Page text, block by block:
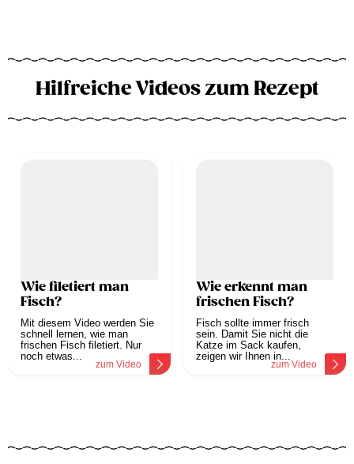
Hilfreiche Videos zum Rezept
Wie filetiert man
Fisch?
Mit diesem Video werden Sie
schnell lernen, wie man
frischen Fisch filetiert. Nur
noch etwas...
zum Video
Wie erkennt man
frischen Fisch?
Fisch sollte immer frisch
sein. Damit Sie nicht die
Katze im Sack kaufen,
zeigen wir Ihnen in...
zum Video